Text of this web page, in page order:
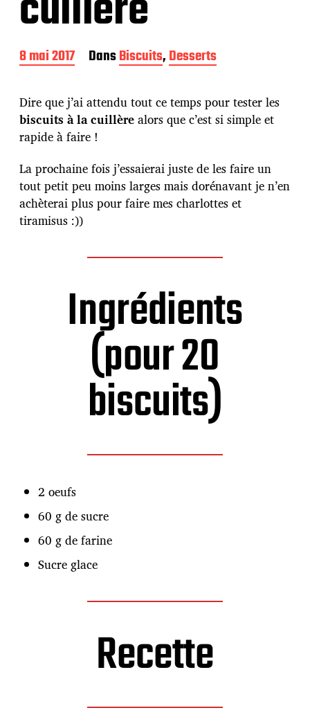
D
a
e
d
e
p
b
l
i
c
a
8 mai 2017 DansBiscuits,Desserts
Dire que j’ai attendu tout ce temps pour tester les
biscuits à la cuillèrealors que c’est si simple et
rapide à faire !
La prochaine fois j’essaierai juste de les faire un
tout petit peu moins larges mais dorénavant je n’en
achèterai plus pour faire mes charlottes et
tiramisus :))
Ingrédients
(pour 20
biscuits)
2 oeufs
60 g de sucre
60 g de farine
Sucre glace
Recette